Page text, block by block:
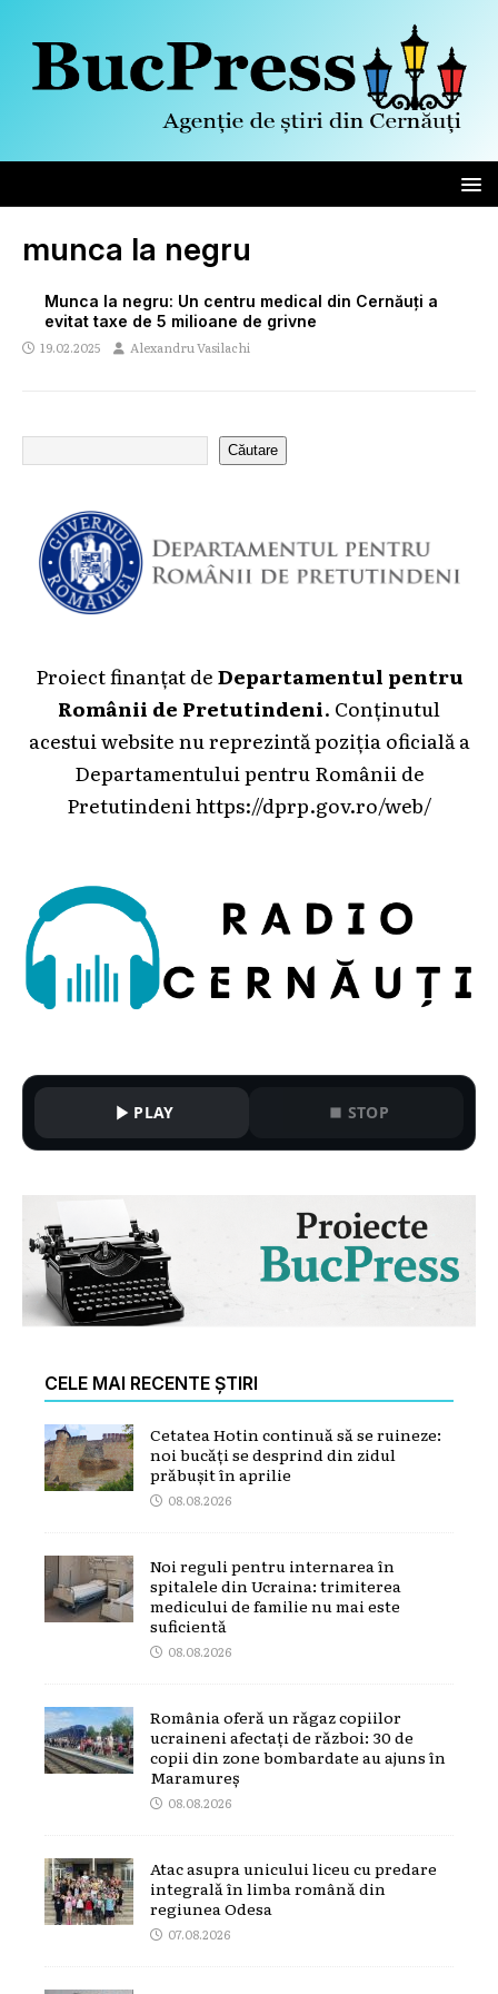
munca la negru
Munca la negru: Un centru medical din Cernăuți a
evitat taxe de 5 milioane de grivne
19.02.2025 Alexandru Vasilachi
Căutare
Proiect finanțat deDepartamentul pentru
Românii de Pretutindeni. Conținutul
acestui website nu reprezintă poziția oficială a
Departamentului pentru Românii de
Pretutindeni https://dprp.gov.ro/web/
PLAY STOP
CELE MAI RECENTE ȘTIRI
Cetatea Hotin continuă să se ruineze:
noi bucăți se desprind din zidul
prăbușit în aprilie
08.08.2026
Noi reguli pentru internarea în
spitalele din Ucraina: trimiterea
medicului de familie nu mai este
suficientă
08.08.2026
România oferă un răgaz copiilor
ucraineni afectați de război: 30 de
copii din zone bombardate au ajuns în
Maramureș
08.08.2026
Atac asupra unicului liceu cu predare
integrală în limba română din
regiunea Odesa
07.08.2026